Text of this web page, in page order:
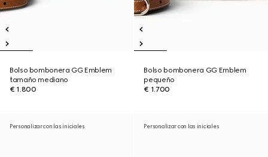
Bolso bombonera GG Emblem
tamaño mediano
€ 1.800
Bolso bombonera GG Emblem
pequeño
€ 1.700
Personalizar con las iniciales Personalizar con las iniciales